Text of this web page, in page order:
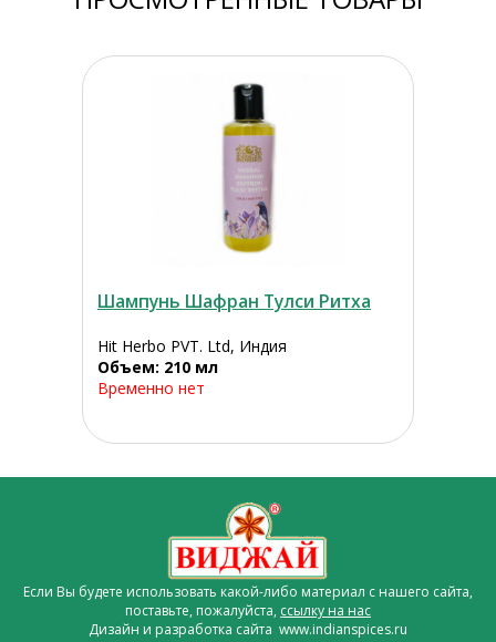
Шампунь Шафран Тулси Ритха
Hit Herbo PVT. Ltd, Индия
Объем: 210 мл
Временно нет
Если Вы будете использовать какой-либо материал с нашего сайта,
поставьте, пожалуйста, ссылку на нас
Дизайн и разработка сайта www.indianspices.ru